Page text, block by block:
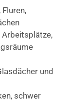
Arbeitsplätze,
und
schwer